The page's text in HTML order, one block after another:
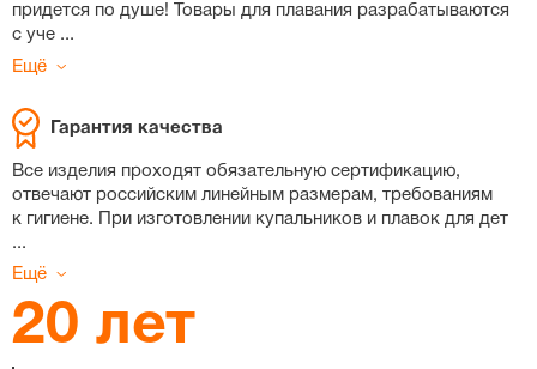
придется по душе! Товары для плавания разрабатываются
с уче ...
Ещё
Гарантия качества
Все изделия проходят обязательную сертификацию,
отвечают российским линейным размерам, требованиям
к гигиене. При изготовлении купальников и плавок для дет
...
Ещё
20 лет